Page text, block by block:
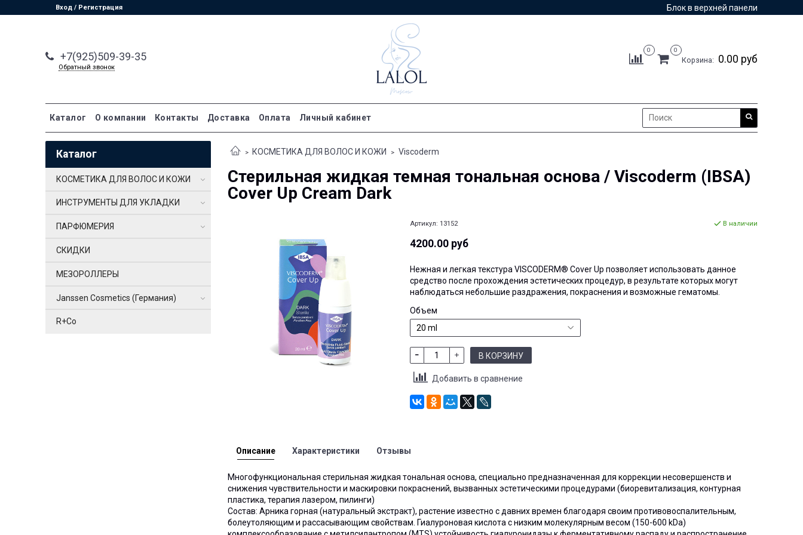
Вход / Регистрация Блок в верхней панели
+7(925)509-39-35
Обратный звонок
0 0
Корзина: 0.00 руб
Каталог О компании Контакты Доставка Оплата Личный кабинет
КОСМЕТИКА ДЛЯ ВОЛОС И КОЖИ Viscoderm
Стерильная жидкая темная тональная основа / Viscoderm (IBSA)
Cover Up Cream Dark
Артикул: 13152 В наличии
4200.00 руб
Нежная и легкая текстура VISCODERM® Cover Up позволяет использовать данное
средство после прохождения эстетических процедур, в результате которых могут
наблюдаться небольшие раздражения, покраснения и возможные гематомы.
Объем
В КОРЗИНУ
Добавить в сравнение
Описание
Многофункциональная стерильная жидкая тональная основа, специально предназначенная для коррекции несовершенств и
снижения чувствительности и маскировки покраснений, вызванных эстетическими процедурами (биоревитализация, контурная
пластика, терапия лазером, пилинги)
Состав: Арника горная (натуральный экстракт), растение известно с давних времен благодаря своим противовоспалительным,
болеутоляющим и рассасывающим свойствам. Гиалуроновая кислота с низким молекулярным весом (150-600 kDa)
Характеристики Отзывы
Каталог
КОСМЕТИКА ДЛЯ ВОЛОС И КОЖИ
ИНСТРУМЕНТЫ ДЛЯ УКЛАДКИ
ПАРФЮМЕРИЯ
СКИДКИ
МЕЗОРОЛЛЕРЫ
Janssen Cosmetics (Германия)
R+Co